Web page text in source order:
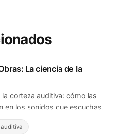
La ciencia de la
corteza auditiva: cómo las
en los sonidos que escuchas.